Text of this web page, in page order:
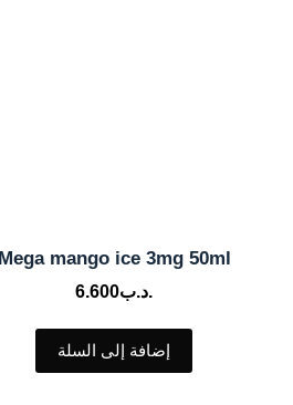
Mega mango ice 3mg 50ml
.د.ب6.600
إضافة إلى السلة